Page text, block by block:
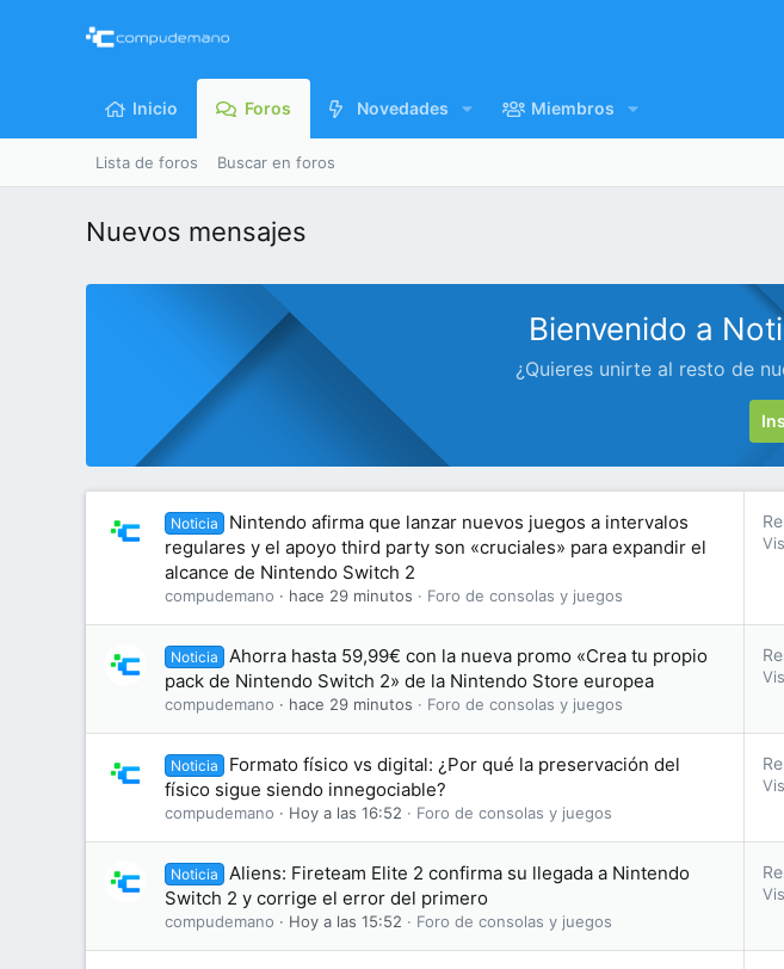
Inicio Foros Novedades Miembros
Lista de foros Buscar en foros
Nuevos mensajes
Bienvenido a
¿Quieres unirte al resto de
Noticia
Nintendo afirma que lanzar nuevos juegos a intervalos
regulares y el apoyo third party son «cruciales» para expandir el
alcance de Nintendo Switch 2
compudemano hace 29 minutos Foro de consolas y juegos
Noticia
Ahorra hasta 59,99€ con la nueva promo «Crea tu propio
pack de Nintendo Switch 2» de la Nintendo Store europea
compudemano hace 29 minutos Foro de consolas y juegos
Noticia
Formato físico vs digital: ¿Por qué la preservación del
físico sigue siendo innegociable?
compudemano Hoy a las 16:52 Foro de consolas y juegos
Noticia
Aliens: Fireteam Elite 2 confirma su llegada a Nintendo
Switch 2 y corrige el error del primero
compudemano Hoy a las 15:52 Foro de consolas y juegos